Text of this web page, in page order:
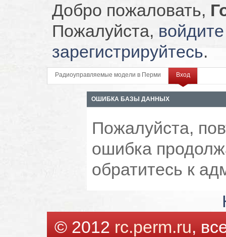
Добро пожаловать,
Пожалуйста, войдите
зарегистрируйтесь.
Радиоуправляемые модели в Перми Вход
ОШИБКА БАЗЫ ДАННЫХ
Пожалуйста,
ошибка
обратитесь к
© 2012 rc.perm.ru,